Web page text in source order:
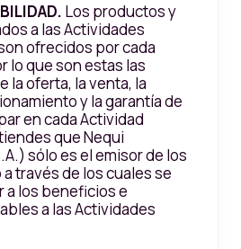
Los productos y
a las Actividades
ofrecidos por cada
lo que son estas las
la oferta, la venta, la
y la garantía de
en cada Actividad
que Nequi
sólo es el emisor de los
través de los cuales se
a los beneficios e
a las Actividades